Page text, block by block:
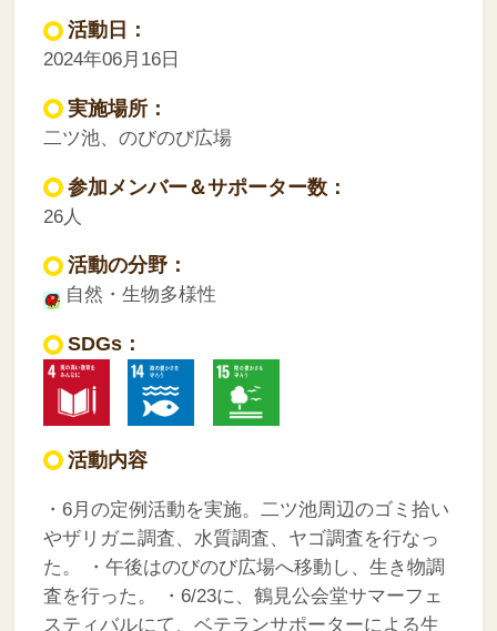
活動日：
2024年06月16日
実施場所：
二ツ池、のびのび広場
参加メンバー＆サポーター数：
26人
活動の分野：
自然・生物多様性
SDGs：
活動内容
・6月の定例活動を実施。二ツ池周辺のゴミ拾い
やザリガニ調査、水質調査、ヤゴ調査を行なっ
た。
・午後はのびのび広場へ移動し、生き物調
査を行った。
・6/23に、鶴見公会堂サマーフェ
スティバルにて、ベテランサポーターによる生